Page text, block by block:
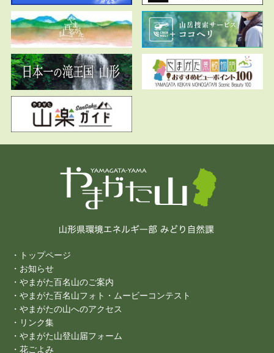
・トップページ
・お知らせ
・やまがた百名山のご案内
・やまがた百名山フォト・ムービーコンテスト
・やまがたの山へのアクセス
・リンク集
・やまがた山登山届フォーム
・花ごよみ